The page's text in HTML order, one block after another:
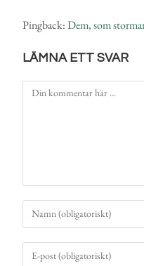
Pingback:Dem, som
LÄMNA ETT SVAR